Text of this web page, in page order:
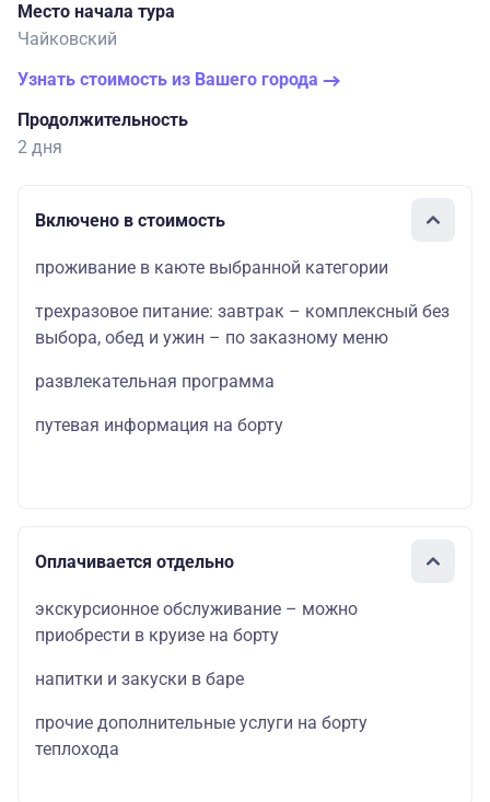
Место начала тура
Чайковский
Узнать стоимость из Вашего города
Продолжительность
2 дня
Включено в стоимость
проживание в каюте выбранной категории
трехразовое питание: завтрак – комплексный без
выбора, обед и ужин – по заказному меню
развлекательная программа
путевая информация на борту
Оплачивается отдельно
экскурсионное обслуживание – можно
приобрести в круизе на борту
напитки и закуски в баре
прочие дополнительные услуги на борту
теплохода